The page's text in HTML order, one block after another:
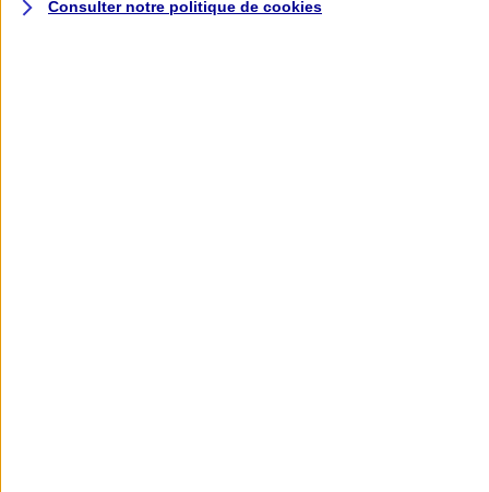
Consulter notre politique de cookies